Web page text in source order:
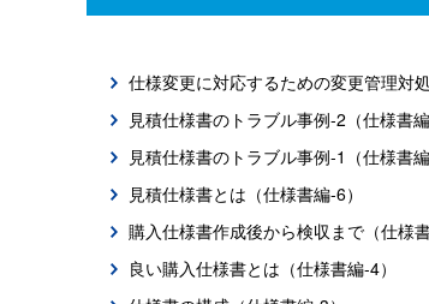
仕様変更に対応するための変更管理対
見積仕様書のトラブル事例-2（仕様書編
見積仕様書のトラブル事例-1（仕様書編
見積仕様書とは（仕様書編-6）
購入仕様書作成後から検収まで（仕様書
良い購入仕様書とは（仕様書編-4）